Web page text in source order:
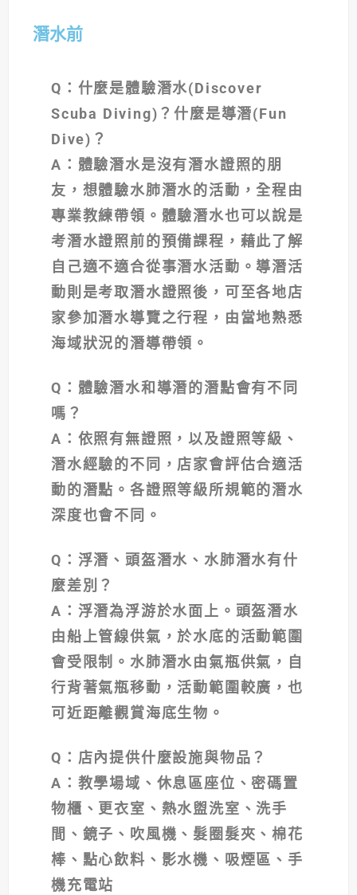
潛水前
Q ：什麼是體驗潛水(Discover
Scuba Diving)？什麼是導潛(Fun
Dive)？
A ：體驗潛水是沒有潛水證照的朋
友，想體驗水肺潛水的活動，全程由
專業教練帶領。體驗潛水也可以說是
考潛水證照前的預備課程，藉此了解
自己適不適合從事潛水活動。導潛活
動則是考取潛水證照後，可至各地店
家參加潛水導覽之行程，由當地熟悉
海域狀況的潛導帶領。
Q ：體驗潛水和導潛的潛點會有不同
嗎？
A ：依照有無證照，以及證照等級、
潛水經驗的不同，店家會評估合適活
動的潛點。各證照等級所規範的潛水
深度也會不同。
Q ：浮潛、頭盔潛水、水肺潛水有什
麼差別？
A ：浮潛為浮游於水面上。頭盔潛水
由船上管線供氣，於水底的活動範圍
會受限制。水肺潛水由氣瓶供氣，自
行背著氣瓶移動，活動範圍較廣，也
可近距離觀賞海底生物。
Q ：店內提供什麼設施與物品？
A ：教學場域、休息區座位、密碼置
物櫃、更衣室、熱水盥洗室、洗手
間、鏡子、吹風機、髮圈髮夾、棉花
棒、點心飲料、影水機、吸煙區、手
機充電站